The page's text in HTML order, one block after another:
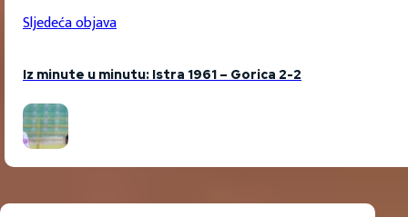
Sljedeća objava
Iz minute u minutu: Istra 1961 – Gorica 2-2